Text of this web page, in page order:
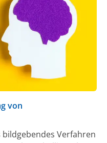
von
Verfahren